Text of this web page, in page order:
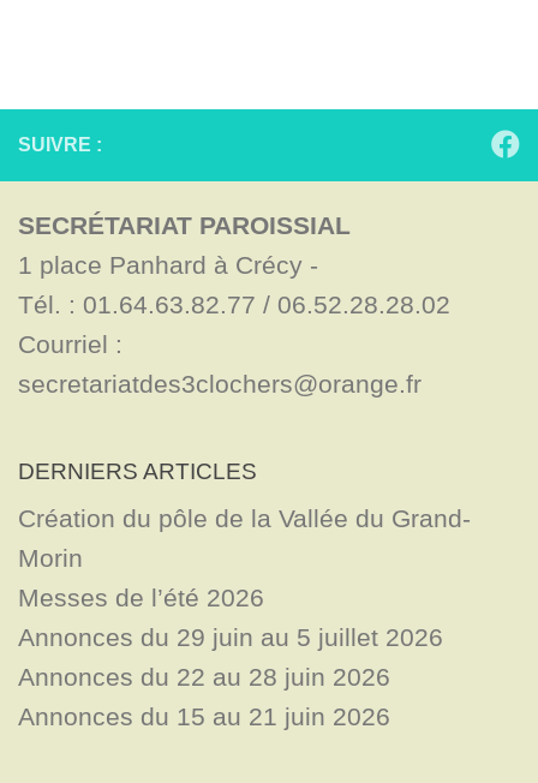
SUIVRE :
SECRÉTARIAT PAROISSIAL
1 place Panhard à Crécy -
Tél. : 01.64.63.82.77 / 06.52.28.28.02
Courriel :
secretariatdes3clochers@orange.fr
DERNIERS ARTICLES
Création du pôle de la Vallée du Grand-
Morin
Messes de l’été 2026
Annonces du 29 juin au 5 juillet 2026
Annonces du 22 au 28 juin 2026
Annonces du 15 au 21 juin 2026